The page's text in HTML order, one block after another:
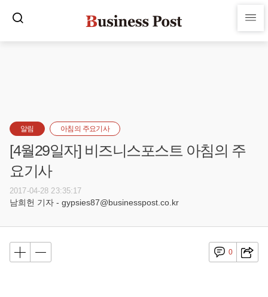
알림 아침의 주요기사
[4월29일자] 비즈니스포스트 아침의 주
요기사
2017-04-28 23:35:17
남희헌 기자 - gypsies87@businesspost.co.kr
0